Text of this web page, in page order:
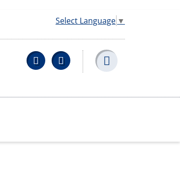
Select Language ▼
Facebook YouTubeWikipedia